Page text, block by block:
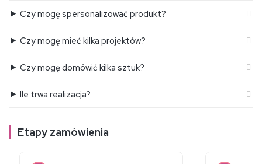
Czy mogę spersonalizować produkt?
Czy mogę mieć kilka projektów?
Czy mogę domówić kilka sztuk?
Ile trwa realizacja?
Etapy zamówienia